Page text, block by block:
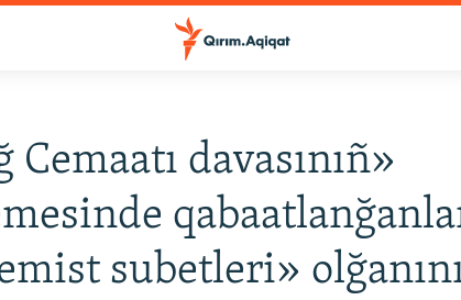
Cemaatı davasınıñ»
subetleri»